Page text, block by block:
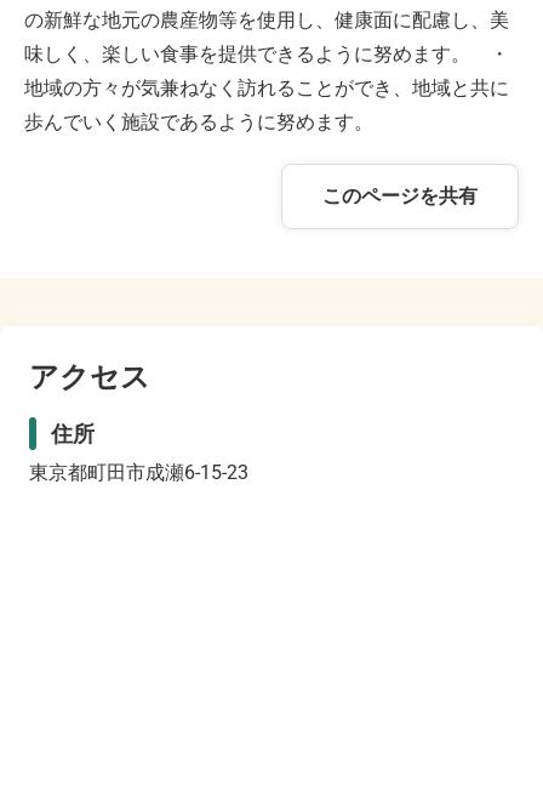
の新鮮な地元の農産物等を使用し、健康面に配慮し、美
味しく、楽しい食事を提供できるように努めます。 ・
地域の方々が気兼ねなく訪れることができ、地域と共に
歩んでいく施設であるように努めます。
このページを共有
アクセス
住所
東京都町田市成瀬6-15-23